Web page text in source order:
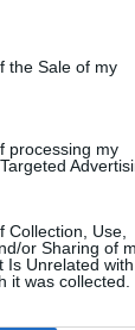
the Sale of my
processing my
Collection, Use,
or Sharing of
Is Unrelated
it was collected.
χαρούμενη
ένα